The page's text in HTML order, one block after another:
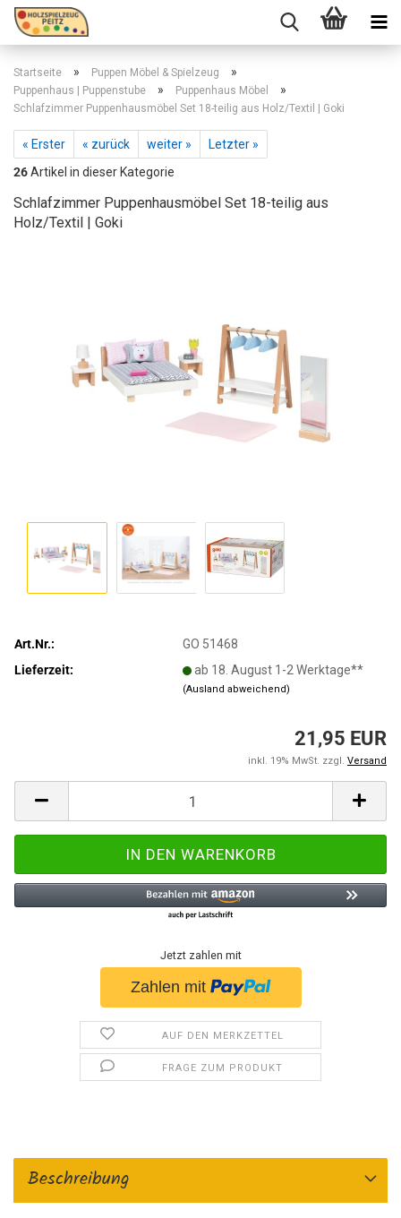
Startseite » Puppen Möbel & Spielzeug »
Puppenhaus | Puppenstube » Puppenhaus Möbel »
Schlafzimmer Puppenhausmöbel Set 18-teilig aus Holz/Textil | Goki
« Erster « zurück weiter »
Letzter »
26Artikel in dieser Kategorie
Schlafzimmer Puppenhausmöbel Set 18-teilig aus
Holz/Textil | Goki
Art.Nr.:
GO 51468
Lieferzeit:
ab 18. August 1-2 Werktage**
(Ausland abweichend)
21,95 EUR
inkl. 19% MwSt. zzgl. Versand
Jetzt zahlen mit
AUF DEN MERKZETTEL
FRAGE ZUM PRODUKT
Beschreibung